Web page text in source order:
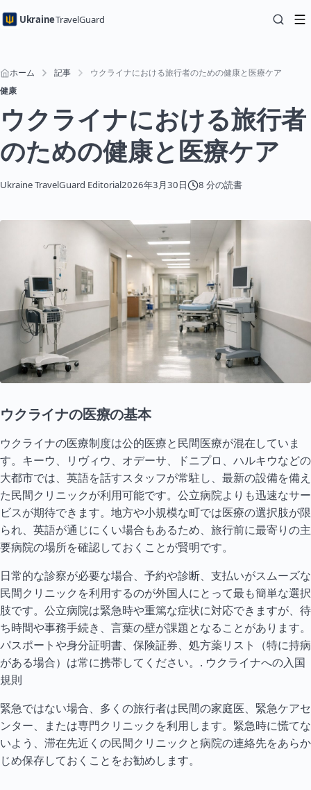
UkraineTravelGuard
ホーム 記事
ウクライナにおける旅行者のための健康と医療ケア
健康
ウクライナにおける旅行者
のための健康と医療ケア
Ukraine TravelGuard Editorial2026年3月30日 8 分の読書
ウクライナの医療の基本
ウクライナの医療制度は公的医療と民間医療が混在していま
す。キーウ、リヴィウ、オデーサ、ドニプロ、ハルキウなどの
大都市では、英語を話すスタッフが常駐し、最新の設備を備え
た民間クリニックが利用可能です。公立病院よりも迅速なサー
ビスが期待できます。地方や小規模な町では医療の選択肢が限
られ、英語が通じにくい場合もあるため、旅行前に最寄りの主
要病院の場所を確認しておくことが賢明です。
日常的な診察が必要な場合、予約や診断、支払いがスムーズな
民間クリニックを利用するのが外国人にとって最も簡単な選択
肢です。公立病院は緊急時や重篤な症状に対応できますが、待
ち時間や事務手続き、言葉の壁が課題となることがあります。
パスポートや身分証明書、保険証券、処方薬リスト（特に持病
がある場合）は常に携帯してください。. ウクライナへの入国
規則
緊急ではない場合、多くの旅行者は民間の家庭医、緊急ケアセ
ンター、または専門クリニックを利用します。緊急時に慌てな
いよう、滞在先近くの民間クリニックと病院の連絡先をあらか
じめ保存しておくことをお勧めします。